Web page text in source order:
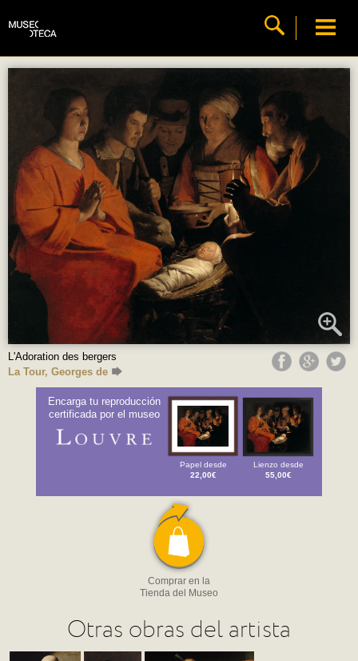
L'Adoration des bergers
La Tour, Georges de
Encarga tu reproducción
certificada por el museo
Papel desde
22,00€
Lienzo desde
55,00€
Comprar en la
Tienda del Museo
Otras obras del artista